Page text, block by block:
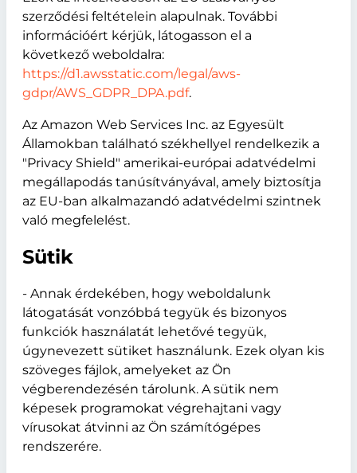
szerződési feltételein alapulnak. További
információért kérjük, látogasson el a
következő weboldalra:
https://d1.awsstatic.com/legal/aws-
gdpr/AWS_GDPR_DPA.pdf.
Az Amazon Web Services Inc. az Egyesült
Államokban található székhellyel rendelkezik a
"Privacy Shield" amerikai-európai adatvédelmi
megállapodás tanúsítványával, amely biztosítja
az EU-ban alkalmazandó adatvédelmi szintnek
való megfelelést.
Sütik
- Annak érdekében, hogy weboldalunk
látogatását vonzóbbá tegyük és bizonyos
funkciók használatát lehetővé tegyük,
úgynevezett sütiket használunk. Ezek olyan kis
szöveges fájlok, amelyeket az Ön
végberendezésén tárolunk. A sütik nem
képesek programokat végrehajtani vagy
vírusokat átvinni az Ön számítógépes
rendszerére.